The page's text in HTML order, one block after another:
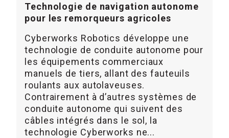
Technologie de navigation autonome
pour les remorqueurs agricoles
Cyberworks Robotics développe une
technologie de conduite autonome pour
les équipements commerciaux
manuels de tiers, allant des fauteuils
roulants aux autolaveuses.
Contrairement à d’autres systèmes de
conduite autonome qui suivent des
câbles intégrés dans le sol, la
technologie Cyberworks ne...